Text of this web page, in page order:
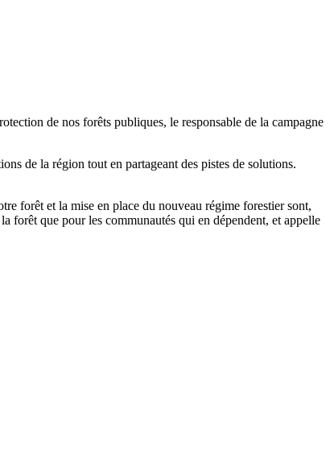
de nos forêts publiques, le responsable de la campagne
de la région tout en partageant des pistes de solutions.
forêt et la mise en place du nouveau régime forestier sont,
forêt que pour les communautés qui en dépendent, et appelle